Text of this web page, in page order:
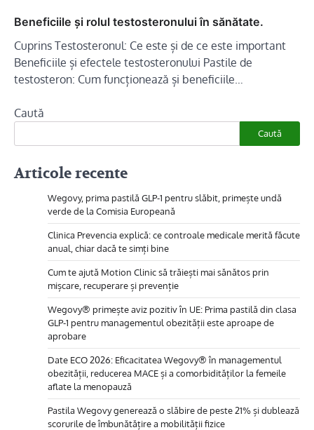
Beneficiile și rolul testosteronului în sănătate.
Cuprins Testosteronul: Ce este și de ce este important
Beneficiile și efectele testosteronului Pastile de
testosteron: Cum funcționează și beneficiile…
Caută
Caută
Articole recente
Wegovy, prima pastilă GLP-1 pentru slăbit, primește undă
verde de la Comisia Europeană
Clinica Prevencia explică: ce controale medicale merită făcute
anual, chiar dacă te simți bine
Cum te ajută Motion Clinic să trăiești mai sănătos prin
mișcare, recuperare și prevenție
Wegovy® primește aviz pozitiv în UE: Prima pastilă din clasa
GLP-1 pentru managementul obezității este aproape de
aprobare
Date ECO 2026: Eficacitatea Wegovy® în managementul
obezității, reducerea MACE și a comorbidităților la femeile
aflate la menopauză
Pastila Wegovy generează o slăbire de peste 21% și dublează
scorurile de îmbunătățire a mobilității fizice